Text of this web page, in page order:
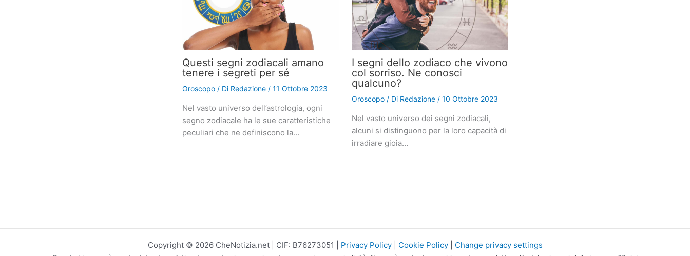
Questi segni zodiacali amano
tenere i segreti per sé
Oroscopo/ Di Redazione / 11 Ottobre 2023
Nel vasto universo dell’astrologia, ogni
segno zodiacale ha le sue caratteristiche
peculiari che ne definiscono la…
I segni dello zodiaco che vivono
col sorriso. Ne conosci
qualcuno?
Oroscopo/ Di Redazione / 10 Ottobre 2023
Nel vasto universo dei segni zodiacali,
alcuni si distinguono per la loro capacità di
irradiare gioia…
Copyright © 2026 CheNotizia.net | CIF: B76273051 | Privacy Policy| Cookie Policy| Change privacy settings